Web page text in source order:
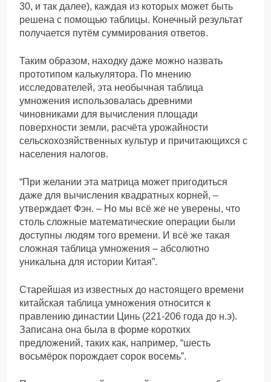
30, и так далее), каждая из которых может быть
решена с помощью таблицы. Конечный результат
получается путём суммирования ответов.
Таким образом, находку даже можно назвать
прототипом калькулятора. По мнению
исследователей, эта необычная таблица
умножения использовалась древними
чиновниками для вычисления площади
поверхности земли, расчёта урожайности
сельскохозяйственных культур и причитающихся с
населения налогов.
“При желании эта матрица может пригодиться
даже для вычисления квадратных корней, –
утверждает Фэн. – Но мы всё же не уверены, что
столь сложные математические операции были
доступны людям того времени. И всё же такая
сложная таблица умножения – абсолютно
уникальна для истории Китая”.
Старейшая из известных до настоящего времени
китайская таблица умножения относится к
правлению династии Цинь (221-206 года до н.э).
Записана она была в форме коротких
предложений, таких как, например, “шесть
восьмёрок порождает сорок восемь”.